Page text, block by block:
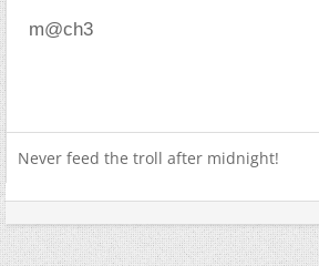
m@ch3
Never feed the troll after midnight!